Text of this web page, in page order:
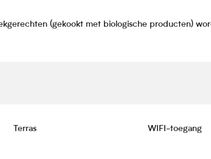
(gekookt met biologische producten)
Terras
WIFI-toegang